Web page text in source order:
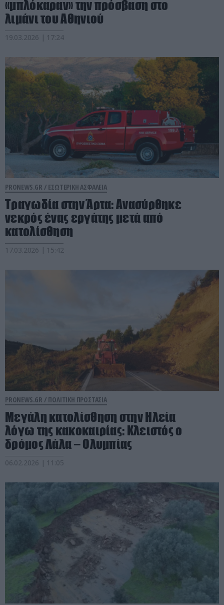
«μπλόκαραν» την πρόσβαση στο
λιμάνι του Αθηνιού
19.03.2026 | 17:24
PRONEWS.GR / ΕΣΩΤΕΡΙΚΗ ΑΣΦΑΛΕΙΑ
Τραγωδία στην Άρτα: Ανασύρθηκε
νεκρός ένας εργάτης μετά από
κατολίσθηση
17.03.2026 | 15:42
PRONEWS.GR / ΠΟΛΙΤΙΚΗ ΠΡΟΣΤΑΣΙΑ
Μεγάλη κατολίσθηση στην Hλεία
λόγω της κακοκαιρίας: Κλειστός ο
δρόμος Λάλα – Ολυμπίας
06.02.2026 | 11:05